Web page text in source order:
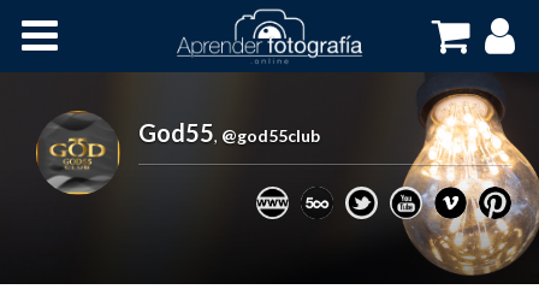
Cursos OnLine
God55, @god55club